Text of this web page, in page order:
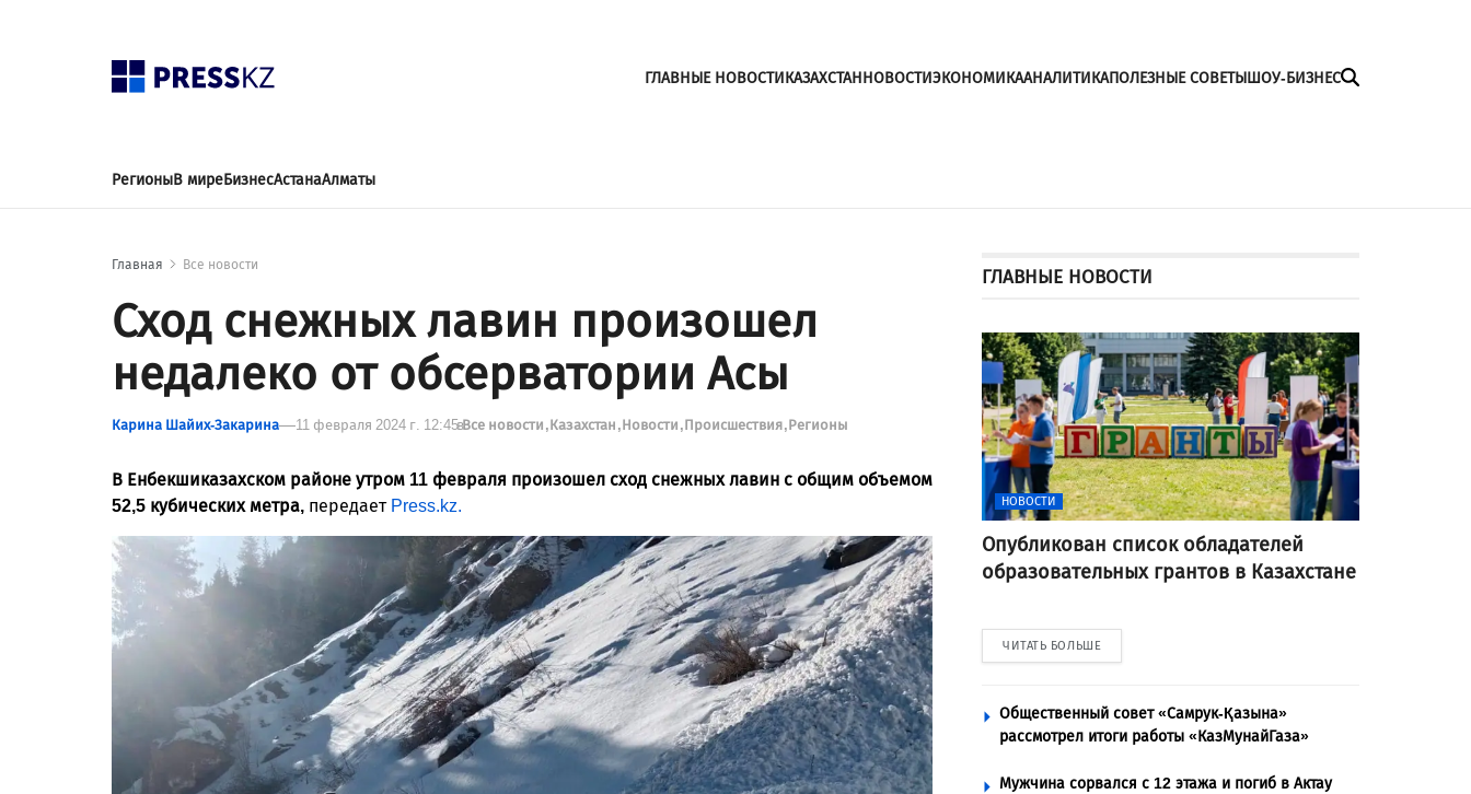
ГЛАВНЫЕ НОВОСТИКАЗАХСТАННОВОСТИЭКОНОМИКААНАЛИТИКАПОЛЕЗНЫЕ СОВЕТЫШОУ-БИЗНЕС
РегионыВ миреБизнесАстанаАлматы
Главная Все новости
Сход снежных лавин произошел
недалеко от обсерватории Асы
Карина Шайих-Закарина 11 февраля 2024 г. 12:45вВсе новости Казахстан Новости Происшествия Регионы
В Енбекшиказахском районе утром 11 февраля произошел сход снежных лавин с общим объемом
52,5 кубических метра, передает Press.kz.
ГЛАВНЫЕ НОВОСТИ
НОВОСТИ
Опубликован список обладателей
образовательных грантов в Казахстане
ЧИТАТЬ БОЛЬШЕ
Общественный совет «Самрук-Қазына»
рассмотрел итоги работы «КазМунайГаза»
Мужчина сорвался с 12 этажа и погиб в Актау